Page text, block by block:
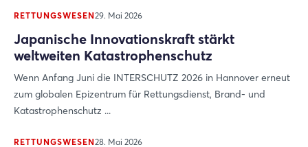
RETTUNGSWESEN29. Mai 2026
Japanische Innovationskraft stärkt
weltweiten Katastrophenschutz
Wenn Anfang Juni die INTERSCHUTZ 2026 in Hannover erneut
zum globalen Epizentrum für Rettungsdienst, Brand- und
Katastrophenschutz ...
RETTUNGSWESEN28. Mai 2026